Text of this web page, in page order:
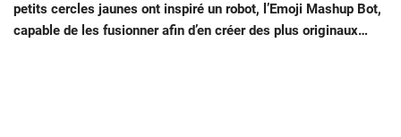
petits cercles jaunes ont inspiré un robot, l’Emoji Mashup Bot,
capable de les fusionner afin d’en créer des plus originaux…